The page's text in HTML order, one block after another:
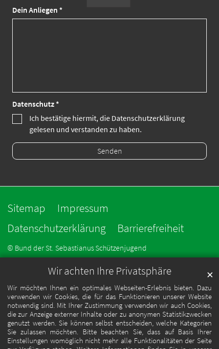
Wir achten Ihre Privatsphäre
Wir möchten Ihnen ein optimales Webseiten-Erlebnis bieten. Dazu
verwenden wir Cookies, die für das Funktionieren unserer Website
notwendig sind. Mit Ihrer Zustimmung verwenden wir auch Cookies,
die zur Anzeige externer Inhalte oder zu anonymen Statistikzwecken
genutzt werden. Sie können selbst entscheiden, welche Kategorien
Sie zulassen möchten. Bitte beachten Sie, dass auf Basis Ihrer
Einstellungen womöglich nicht mehr alle Funktionalitäten der Seite
✕
Dein Anliegen *
Datenschutz *
Ich bestätige hiermit, die Datenschutzerklärung
gelesen und verstanden zu haben.
Sitemap
Impressum
Datenschutzerklärung
Barrierefreiheit
© Bund der St. Sebastianus Schützenjugend